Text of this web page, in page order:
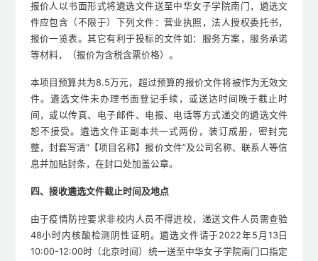
报价人以书面形式将遴选文件送至中华女子学院南门，遴选文
件应包含（不限于）下列文件：营业执照，法人授权委托书，
报价一览表。其它有利于投标的文件如：服务方案，服务承诺
等材料，（报价为含税含票价格）。
本项目预算共为8.5万元，超过预算的报价文件将被作为无效文
件。遴选文件未办理书面登记手续，或送达时间晚于截止时
间，或以传真、电子邮件、电报、电话等方式递交的遴选文件
恕不接受。遴选文件正副本共一式两份，装订成册，密封完
整，封套写清“【项目名称】报价文件”及公司名称、联系人等信
息并加贴封条，在封口处加盖公章。
四、接收遴选文件截止时间及地点
由于疫情防控要求非校内人员不得进校，递送文件人员需查验
48小时内核酸检测阴性证明。遴选文件请于2022年5月13日
10:00-12:00时（北京时间）统一送至中华女子学院南门口指定